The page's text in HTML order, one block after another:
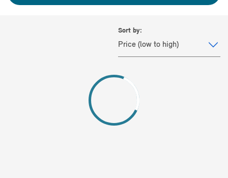
Sort by: